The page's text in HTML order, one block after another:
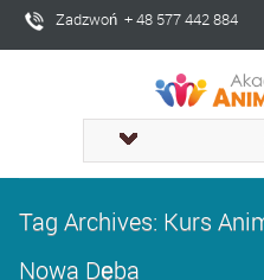
Zadzwoń + 48 577 442 884
Tag Archives: Kurs
Nowa Dęba